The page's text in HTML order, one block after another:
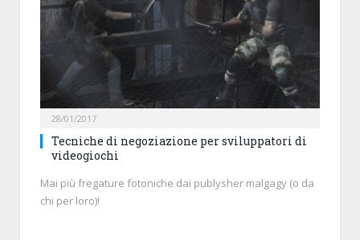
28/01/2017
Tecniche di negoziazione per sviluppatori di
videogiochi
Mai più fregature fotoniche dai publysher malgagy (o da
chi per loro)!